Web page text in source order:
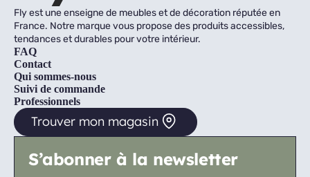
Fly est une enseigne de meubles et de décoration réputée en
France. Notre marque vous propose des produits accessibles,
tendances et durables pour votre intérieur.
FAQ
Contact
Qui sommes-nous
Suivi de commande
Professionnels
Trouver mon magasin
S’abonner à la newsletter